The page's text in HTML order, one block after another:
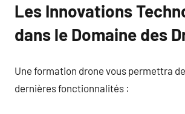
Les Innovations
dans le Domaine des
Une formation drone vous permettra
dernières fonctionnalités :